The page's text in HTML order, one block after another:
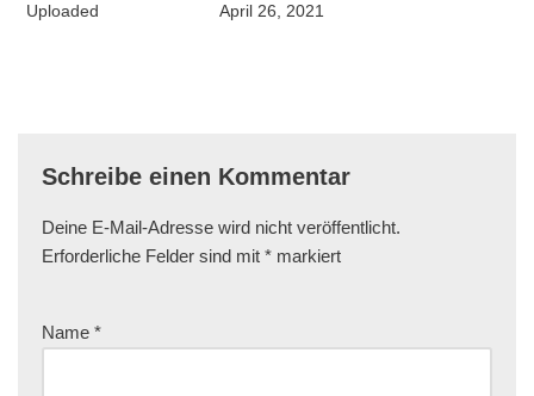
Uploaded
April 26, 2021
Schreibe einen Kommentar
Deine E-Mail-Adresse wird nicht veröffentlicht.
Erforderliche Felder sind mit * markiert
Name *